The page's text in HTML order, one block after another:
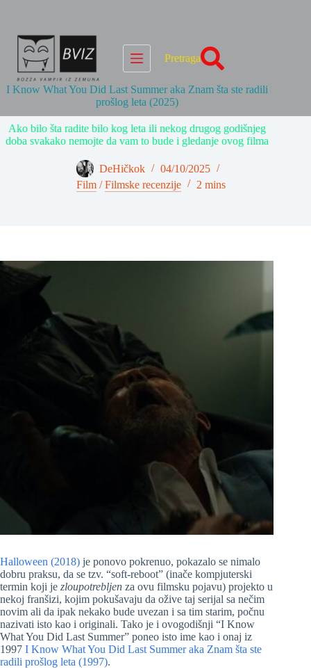
Pretraga
I Know What You Did Last Summer aka Znam šta ste radili
prošlog leta (2025)
Ako bilo šta radite bilo kog leta ili nekog drugog godišnjeg
doba svakako nemojte da vam to bude i gledanje ovog filma
DeHičkok
04/10/2025
Film/Filmske recenzije 2 mins
Halloween (2018) je ponovo pokrenuo, pokazalo se nimalo
dobru praksu, da se tzv. “soft-reboot” (inače kompjuterski
termin koji je zloupotrebljen za ovu filmsku pojavu) projekto u
nekoj franšizi, kojim pokušavaju da ožive taj serijal sa nečim
novim ali da ipak nekako bude uvezan i sa tim starim, počnu
nazivati isto kao i originali. Tako je i ovogodišnji “I Know
What You Did Last Summer” poneo isto ime kao i onaj iz
1997 I Know What You Did Last Summer aka Znam šta ste
radili prošlog leta (1997).